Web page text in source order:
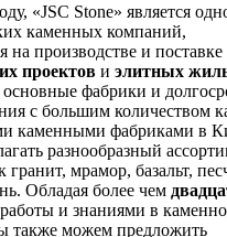
«JSC Stone» является
каменных компаний,
производстве и
проектов и элитных
фабрики и
с большим количеством
каменными фабриками в
разнообразный
гранит, мрамор, базальт,
Обладая более чем
работы и знаниями в
также можем предложить